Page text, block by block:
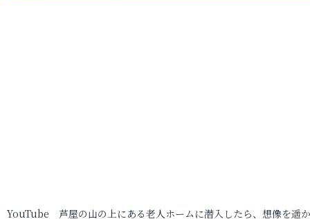
YouTube 芦屋の山の上にある老人ホームに潜入したら、想像を遥